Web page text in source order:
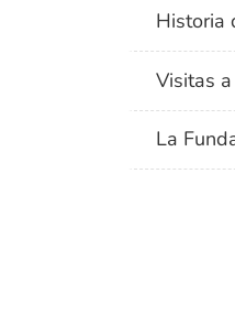
Historia
Visitas
La